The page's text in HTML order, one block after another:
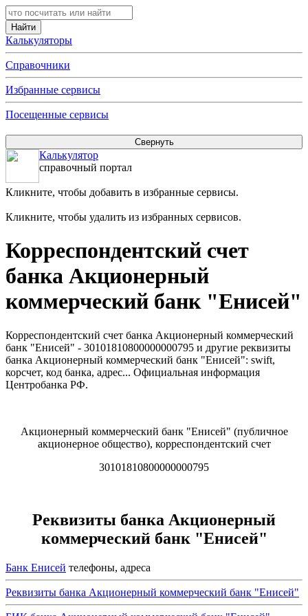
Калькуляторы
Справочники
Избранные сервисы
Посещенные сервисы
Калькулятор
справочный портал
Кликните, чтобы добавить в избранные сервисы.
Кликните, чтобы удалить из избранных сервисов.
Корреспондентский счет
банка Акционерный
коммерческий банк "Енисей"
Корреспондентский счет банка Акционерный коммерческий
банк "Енисей" - 30101810800000000795 и другие реквизиты
банка Акционерный коммерческий банк "Енисей": swift,
корсчет, код банка, адрес... Официальная информация
Центробанка РФ.
Акционерный коммерческий банк "Енисей" (публичное
акционерное общество), корреспондентский счет
30101810800000000795
Реквизиты банка Акционерный
коммерческий банк "Енисей"
Банк Енисей телефоны, адреса
Реквизиты банка Акционерный коммерческий банк "Енисей"